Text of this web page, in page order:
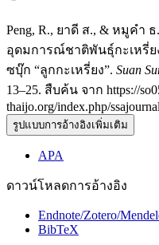
Peng, R., ยาดี ส., & หมูคำ
อุดมการณ์ชาติพันธุ์กะเหรี่
ซบุ๊ก “ลูกกะเหรี่ยง”. Suan
13–25. สืบค้น จาก https://
thaijo.org/index.php/
รูปแบบการอ้างอิงเพิ่มเติม
APA
ดาวน์โหลดการอ้างอิง
Endnote/Zotero/
BibTeX